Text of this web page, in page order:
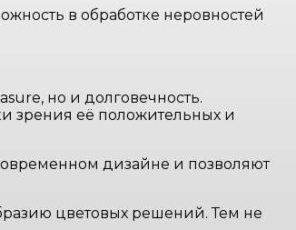
в обработке неровностей
но и долговечность.
зрения её положительных и
дизайне и позволяют
цветовых решений. Тем не